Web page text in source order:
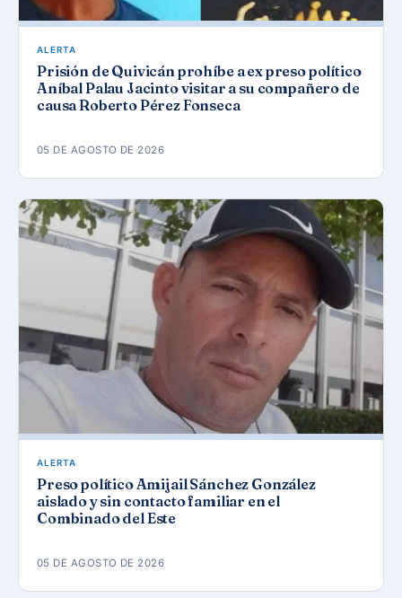
ALERTA
Prisión de Quivicán prohíbe a ex preso político
Aníbal Palau Jacinto visitar a su compañero de
causa Roberto Pérez Fonseca
05 DE AGOSTO DE 2026
ALERTA
Preso político Amijail Sánchez González
aislado y sin contacto familiar en el
Combinado del Este
05 DE AGOSTO DE 2026